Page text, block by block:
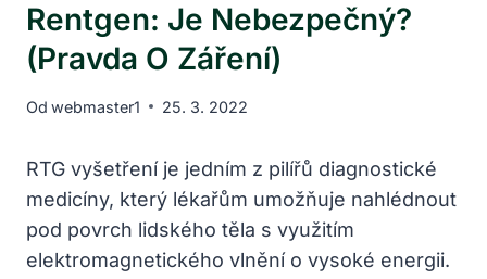
Rentgen: Je Nebezpečný?
(Pravda O Záření)
Od webmaster1 25. 3. 2022
RTG vyšetření je jedním z pilířů diagnostické
medicíny, který lékařům umožňuje nahlédnout
pod povrch lidského těla s využitím
elektromagnetického vlnění o vysoké energii.